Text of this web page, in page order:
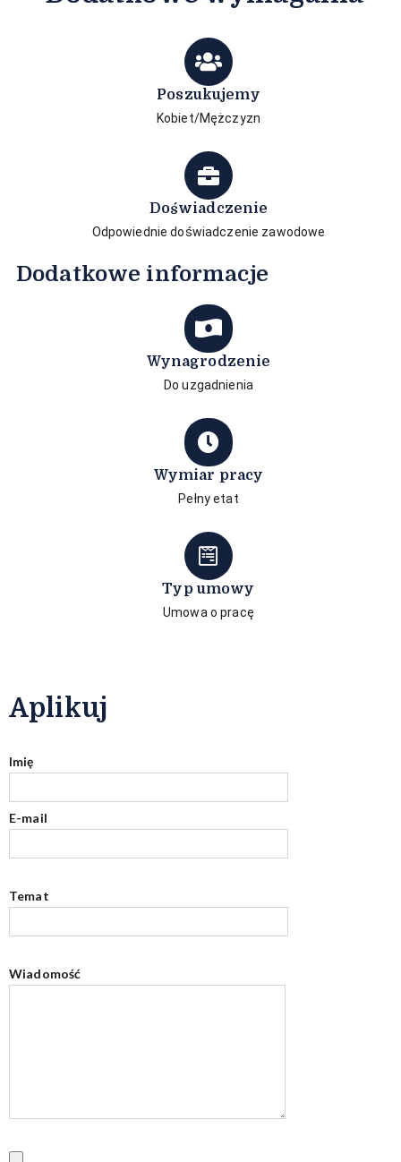
Poszukujemy
Kobiet/Mężczyzn
Doświadczenie
Odpowiednie doświadczenie zawodowe
Dodatkowe informacje
Wynagrodzenie
Do uzgadnienia
Wymiar pracy
Pełny etat
Typ umowy
Umowa o pracę
Aplikuj
Imię
E-mail
Temat
Wiadomość